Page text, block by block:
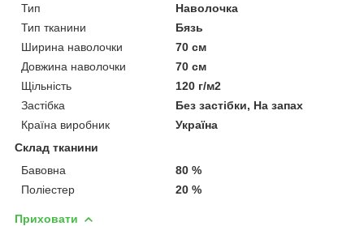
Тип
Наволочка
Тип тканини
Бязь
Ширина наволочки
70 см
Довжина наволочки
70 см
Щільність
120 г/м2
Застібка
Без застібки, На запах
Країна виробник
Україна
Склад тканини
Бавовна
80 %
Поліестер
20 %
Приховати